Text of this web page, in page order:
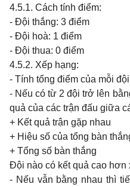
4.5.1. Cách tính điểm:
- Đội thắng: 3 điểm
- Đội hoà: 1 điểm
- Đội thua: 0 điểm
4.5.2. Xếp hạng:
- Tính tổng điểm của mỗi
- Nếu có từ 2 đội trở lên
quả của các trận đấu giữa
+ Kết quả trận gặp nhau
+ Hiệu số của tổng bàn
+ Tổng số bàn thắng
Đội nào có kết quả cao hơn
- Nếu vẫn bằng nhau thì